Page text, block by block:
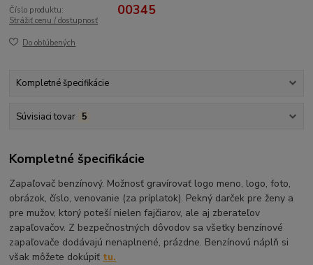
Číslo produktu: 00345
Strážiť cenu / dostupnosť
Do obľúbených
Kompletné špecifikácie
Súvisiaci tovar 5
Kompletné špecifikácie
Zapaľovač benzínový. Možnosť gravírovať logo meno, logo, foto,
obrázok, číslo, venovanie (za príplatok). Pekný darček pre ženy a
pre mužov, ktorý poteší nielen fajčiarov, ale aj zberateľov
zapaľovačov. Z bezpečnostných dôvodov sa všetky benzínové
zapaľovače dodávajú nenaplnené, prázdne. Benzínovú náplň si
však môžete dokúpiť tu.